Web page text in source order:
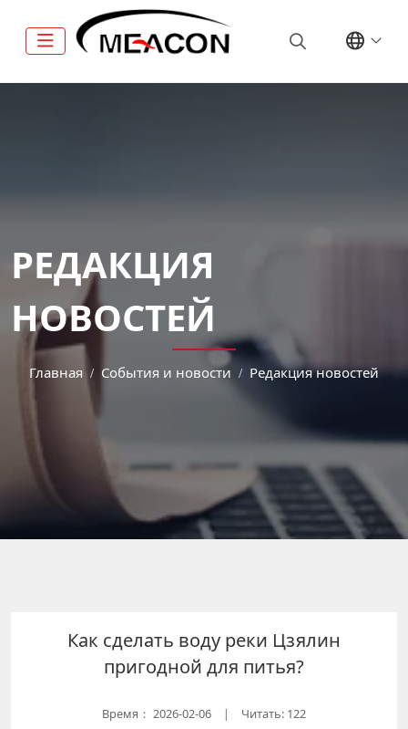
РЕДАКЦИЯ
НОВОСТЕЙ
Главная События и новости Редакция новостей
Как сделать воду реки Цзялин
пригодной для питья?
Время： 2026-02-06 | Читать: 122